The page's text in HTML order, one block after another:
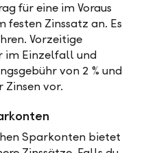
für eine im Voraus
festen Zinssatz an. Es
Vorzeitige
im Einzelfall und
von 2 % und
vor.
Sparkonten bietet